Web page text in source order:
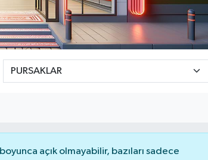
açık olmayabilir, bazıları sadece